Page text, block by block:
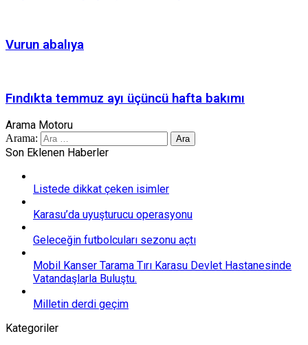
Vurun abalıya
Fındıkta temmuz ayı üçüncü hafta bakımı
Arama Motoru
Arama:
Son Eklenen Haberler
Listede dikkat çeken isimler
Karasu’da uyuşturucu operasyonu
Geleceğin futbolcuları sezonu açtı
Mobil Kanser Tarama Tırı Karasu Devlet Hastanesinde
Vatandaşlarla Buluştu.
Milletin derdi geçim
Kategoriler